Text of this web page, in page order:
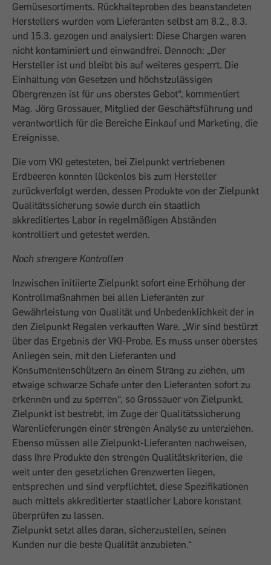
Gemüsesortiments. Rückhalteproben des beanstandeten
Herstellers wurden vom Lieferanten selbst am 8.2., 8.3.
und 15.3. gezogen und analysiert: Diese Chargen waren
nicht kontaminiert und einwandfrei. Dennoch: „Der
Hersteller ist und bleibt bis auf weiteres gesperrt. Die
Einhaltung von Gesetzen und höchstzulässigen
Obergrenzen ist für uns oberstes Gebot“, kommentiert
Mag. Jörg Grossauer, Mitglied der Geschäftsführung und
verantwortlich für die Bereiche Einkauf und Marketing, die
Ereignisse.
Die vom VKI getesteten, bei Zielpunkt vertriebenen
Erdbeeren konnten lückenlos bis zum Hersteller
zurückverfolgt werden, dessen Produkte von der Zielpunkt
Qualitätssicherung sowie durch ein staatlich
akkreditiertes Labor in regelmäßigen Abständen
kontrolliert und getestet werden.
Noch strengere Kontrollen
Inzwischen initiierte Zielpunkt sofort eine Erhöhung der
Kontrollmaßnahmen bei allen Lieferanten zur
Gewährleistung von Qualität und Unbedenklichkeit der in
den Zielpunkt Regalen verkauften Ware. „Wir sind bestürzt
über das Ergebnis der VKI-Probe. Es muss unser oberstes
Anliegen sein, mit den Lieferanten und
Konsumentenschützern an einem Strang zu ziehen, um
etwaige schwarze Schafe unter den Lieferanten sofort zu
erkennen und zu sperren“, so Grossauer von Zielpunkt.
Zielpunkt ist bestrebt, im Zuge der Qualitätssicherung
Warenlieferungen einer strengen Analyse zu unterziehen.
Ebenso müssen alle Zielpunkt-Lieferanten nachweisen,
dass Ihre Produkte den strengen Qualitätskriterien, die
weit unter den gesetzlichen Grenzwerten liegen,
entsprechen und sind verpflichtet, diese Spezifikationen
auch mittels akkreditierter staatlicher Labore konstant
überprüfen zu lassen.
Zielpunkt setzt alles daran, sicherzustellen, seinen
Kunden nur die beste Qualität anzubieten.“